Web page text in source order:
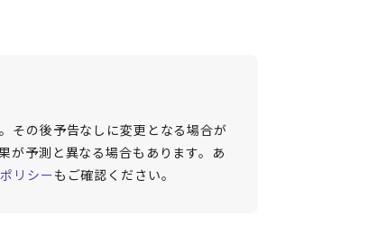
その後予告なしに変更となる場合が
が予測と異なる場合もあります。あ
リシーもご確認ください。